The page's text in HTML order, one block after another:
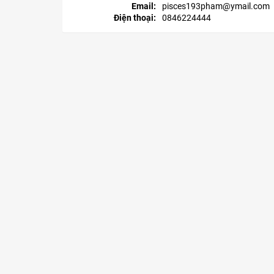
Email:
pisces193pham@ymail.com
Điện thoại:
0846224444